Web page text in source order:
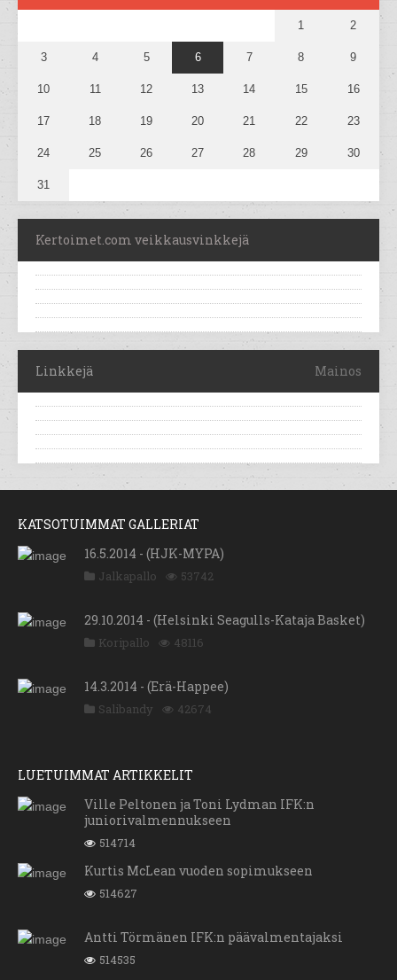
1 2
3 4 5 6 7 8 9
10 11 12 13 14 15 16
17 18 19 20 21 22 23
24 25 26 27 28 29 30
31
Kertoimet.com veikkausvinkkejä
Linkkejä Mainos
KATSOTUIMMAT GALLERIAT
16.5.2014 - (HJK-MYPA)
Jalkapallo 53742
29.10.2014 - (Helsinki Seagulls-Kataja Basket)
Koripallo 48116
14.3.2014 - (Erä-Happee)
Salibandy 42674
LUETUIMMAT ARTIKKELIT
Ville Peltonen ja Toni Lydman IFK:n
juniorivalmennukseen
514714
Kurtis McLean vuoden sopimukseen
514627
Antti Törmänen IFK:n päävalmentajaksi
514535